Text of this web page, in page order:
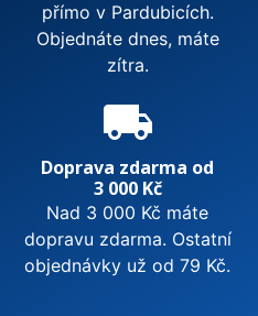
přímo v Pardubicích.
Objednáte dnes, máte
zítra.
local_shipping
Doprava zdarma od
3 000 Kč
Nad 3 000 Kč máte
dopravu zdarma. Ostatní
objednávky už od 79 Kč.